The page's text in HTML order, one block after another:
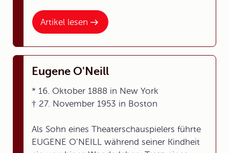
Artikel lesen
Eugene O'Neill
* 16. Oktober 1888 in New York
† 27. November 1953 in Boston
Als Sohn eines Theaterschauspielers führte
EUGENE O’NEILL während seiner Kindheit